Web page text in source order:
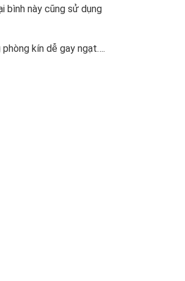
bình này cũng sử dụng
kín dễ gay ngạt….